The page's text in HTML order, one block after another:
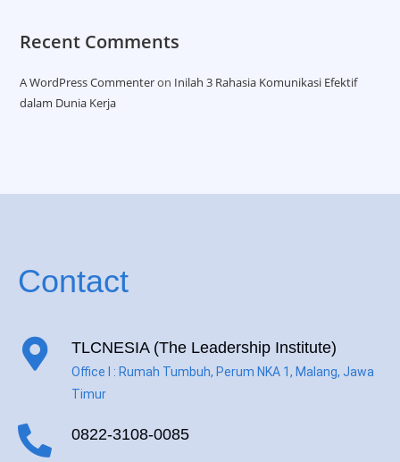
Recent Comments
A WordPress Commenteron Inilah 3 Rahasia Komunikasi Efektif
dalam Dunia Kerja
Contact
TLCNESIA (The Leadership Institute)
Office I : Rumah Tumbuh, Perum NKA 1, Malang, Jawa
Timur
0822-3108-0085